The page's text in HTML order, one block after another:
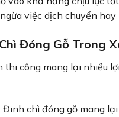
việc dịch chuyển
Đóng Gỗ Trong
thi công mang lại nhiều
Đinh chì đóng gỗ mang